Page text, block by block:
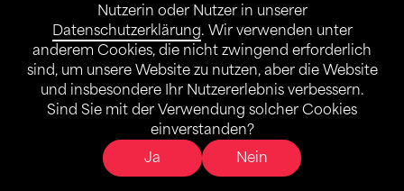
Nutzerin oder Nutzer in unserer
Datenschutzerklärung. Wir verwenden unter
anderem Cookies, die nicht zwingend erforderlich
sind, um unsere Website zu nutzen, aber die Website
und insbesondere Ihr Nutzererlebnis verbessern.
Sind Sie mit der Verwendung solcher Cookies
einverstanden?
Ja
Nein